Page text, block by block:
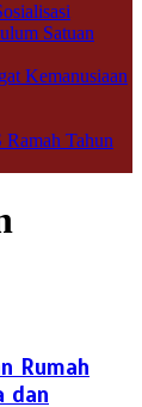
Satuan
Kemanusiaan
Tahun
Rumah
dan